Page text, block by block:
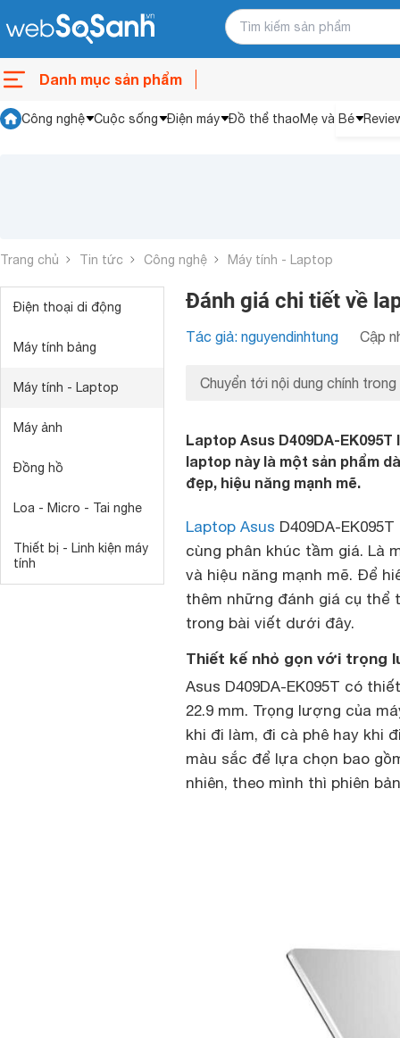
Danh mục sản phẩm
Công nghệ Cuộc sống Điện máy Đồ thể thaoMẹ và Bé
Trang chủ Tin tức Công nghệ Máy tính - Laptop
Điện thoại di động
Máy tính bảng
Máy tính - Laptop
Máy ảnh
Đồng hồ
Loa - Micro - Tai nghe
Thiết bị - Linh kiện máy
tính
Đánh giá chi tiết về
Tác giả: nguyendinhtung Cập
Chuyển tới nội dung chính trong
Laptop Asus D409DA-
laptop này là một sản phẩm
đẹp, hiệu năng mạnh mẽ.
Laptop Asus D409DA-
cùng phân khúc tầm giá. Là
và hiệu năng mạnh mẽ. Để
thêm những đánh giá cụ thể
trong bài viết dưới đây.
Thiết kế nhỏ gọn với trọng
Asus D409DA-EK095T có
22.9 mm. Trọng lượng của
khi đi làm, đi cà phê hay khi
màu sắc để lựa chọn bao
nhiên, theo mình thì phiên